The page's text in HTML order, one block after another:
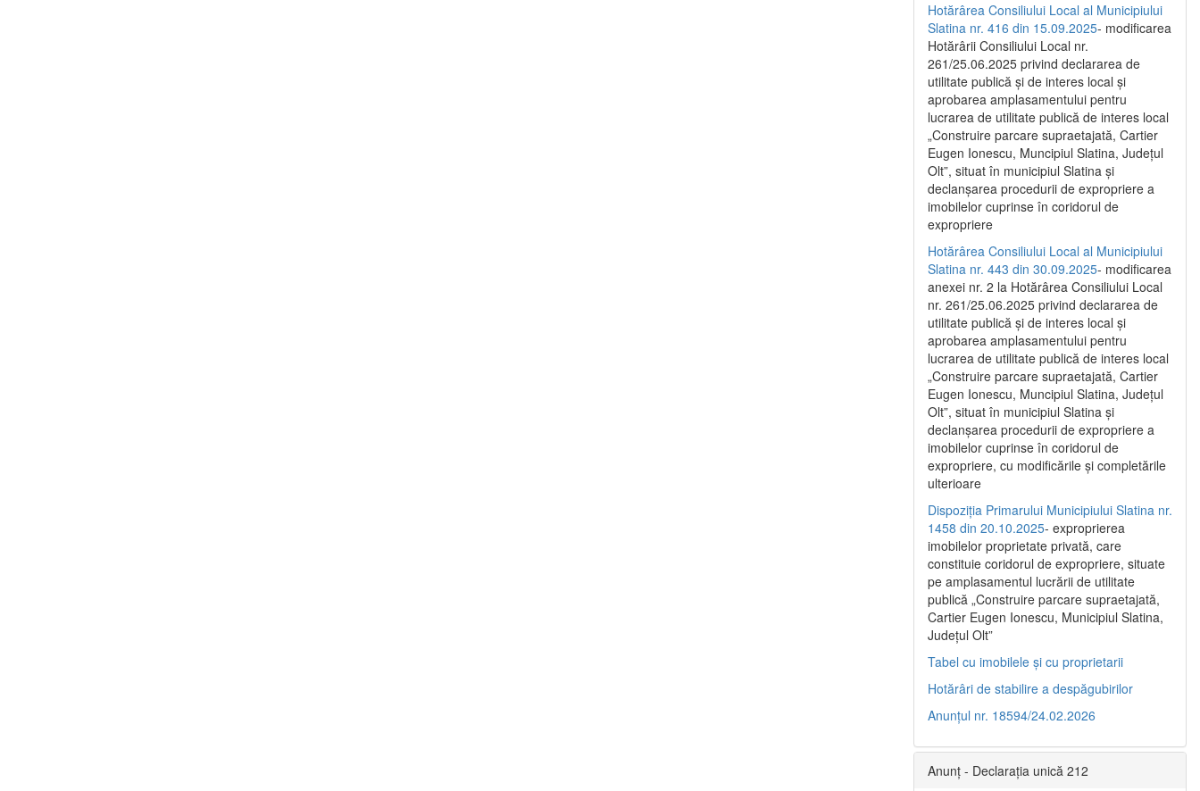
Hotărârea Consiliului Local al Municipiului
Slatina nr. 416 din 15.09.2025- modificarea
Hotărârii Consiliului Local nr.
261/25.06.2025 privind declararea de
utilitate publică și de interes local și
aprobarea amplasamentului pentru
lucrarea de utilitate publică de interes local
„Construire parcare supraetajată, Cartier
Eugen Ionescu, Muncipiul Slatina, Județul
Olt”, situat în municipiul Slatina și
declanșarea procedurii de expropriere a
imobilelor cuprinse în coridorul de
expropriere
Hotărârea Consiliului Local al Municipiului
Slatina nr. 443 din 30.09.2025- modificarea
anexei nr. 2 la Hotărârea Consiliului Local
nr. 261/25.06.2025 privind declararea de
utilitate publică şi de interes local şi
aprobarea amplasamentului pentru
lucrarea de utilitate publică de interes local
„Construire parcare supraetajată, Cartier
Eugen Ionescu, Muncipiul Slatina, Judeţul
Olt”, situat în municipiul Slatina şi
declanşarea procedurii de expropriere a
imobilelor cuprinse în coridorul de
expropriere, cu modificările şi completările
ulterioare
Dispoziția Primarului Municipiului Slatina nr.
1458 din 20.10.2025- exproprierea
imobilelor proprietate privată, care
constituie coridorul de expropriere, situate
pe amplasamentul lucrării de utilitate
publică „Construire parcare supraetajată,
Cartier Eugen Ionescu, Municipiul Slatina,
Județul Olt”
Tabel cu imobilele și cu proprietarii
Hotărâri de stabilire a despăgubirilor
Anunțul nr. 18594/24.02.2026
Anunț - Declarația unică 212